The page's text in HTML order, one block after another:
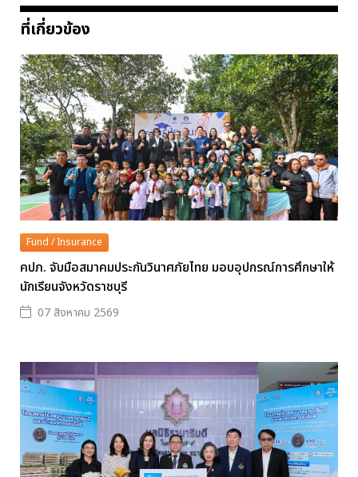
ที่เกี่ยวข้อง
Fund / Insurance
คปภ. จับมือสมาคมประกันวินาศภัยไทย มอบอุปกรณ์การศึกษาให้
นักเรียนจังหวัดราชบุรี
07 สิงหาคม 2569